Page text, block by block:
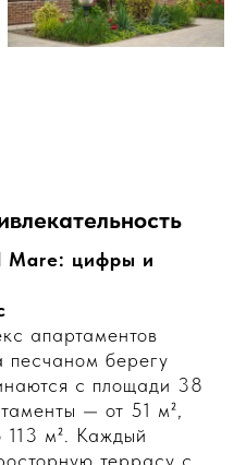
Mare: цифры и
апартаментов
песчаном берегу
с площади 38
— от 51 м²,
м². Каждый
террасу с